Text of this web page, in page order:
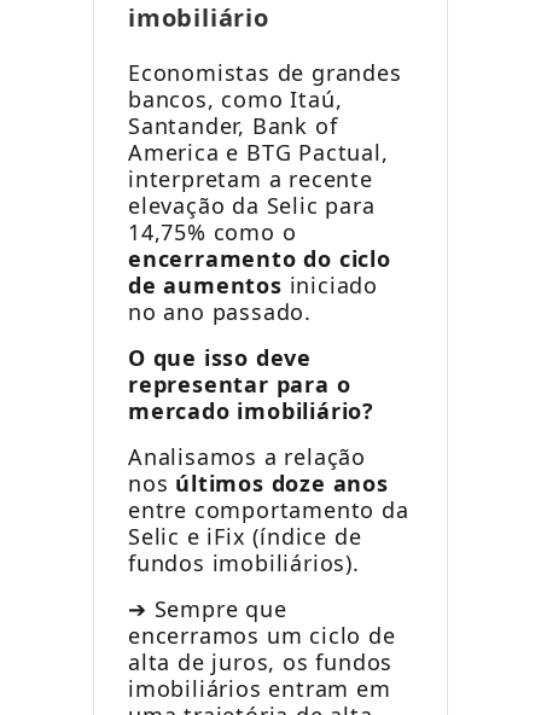
imobiliário
Economistas de grandes
bancos, como Itaú,
Santander, Bank of
America e BTG Pactual,
interpretam a recente
elevação da Selic para
14,75% como o
encerramento do ciclo
de aumentos iniciado
no ano passado.
O que isso deve
representar para o
mercado imobiliário?
Analisamos a relação
nos últimos doze anos
entre comportamento da
Selic e iFix (índice de
fundos imobiliários).
➔ Sempre que
encerramos um ciclo de
alta de juros, os fundos
imobiliários entram em